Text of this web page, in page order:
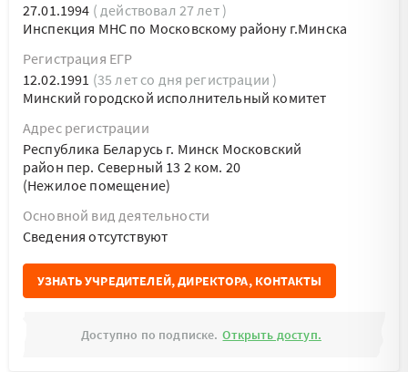
27.01.1994 ( действовал 27 лет )
Инспекция МНС по Московскому району г.Минска
Регистрация ЕГР
12.02.1991 (35 лет со дня регистрации )
Минский городской исполнительный комитет
Адрес регистрации
Республика Беларусь г. Минск Московский
район пер. Северный 13 2 ком. 20
(Нежилое помещение)
Основной вид деятельности
Cведения отсутствуют
УЗНАТЬ УЧРЕДИТЕЛЕЙ, ДИРЕКТОРА, КОНТАКТЫ
Доступно по подписке. Открыть доступ.